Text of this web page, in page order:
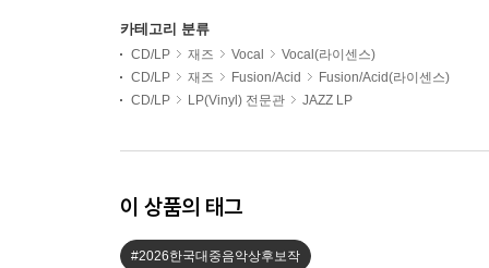
카테고리 분류
CD/LP 재즈 Vocal
Vocal(라이센스)
CD/LP
재즈 Fusion/Acid
Fusion/Acid(라이센스)
CD/LP
LP(Vinyl) 전문관 JAZZ LP
이 상품의 태그
#2026한국대중음악상후보작